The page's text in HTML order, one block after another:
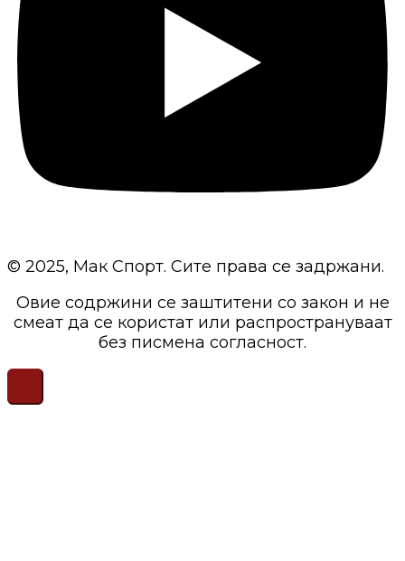
© 2025, Мак Спорт. Сите права се задржани.
Овие содржини се заштитени со закон и не
смеат да се користат или распространуваат
без писмена согласност.